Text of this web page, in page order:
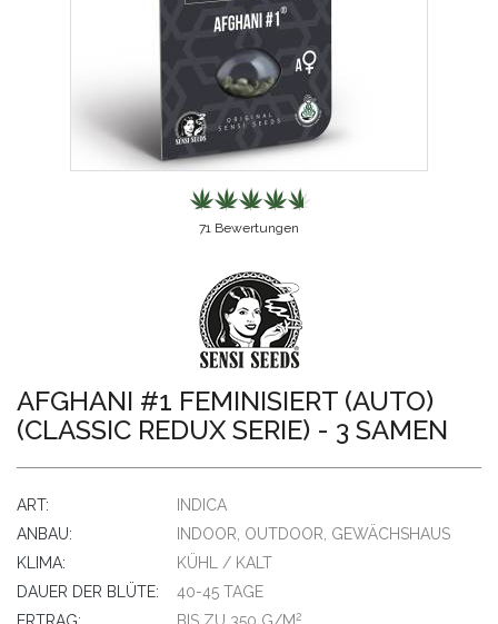
71 Bewertungen
AFGHANI #1 FEMINISIERT (AUTO)
(CLASSIC REDUX SERIE) - 3 SAMEN
ART:
INDICA
ANBAU:
INDOOR, OUTDOOR, GEWÄCHSHAUS
KLIMA:
KÜHL / KALT
DAUER DER BLÜTE:
40-45 TAGE
2